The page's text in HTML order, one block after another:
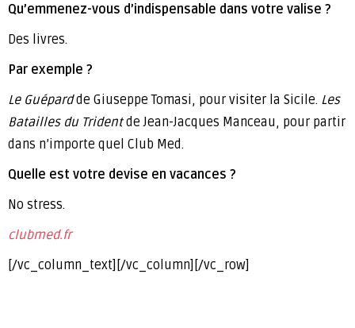
Qu’emmenez-vous d’indispensable dans votre valise ?
Des livres.
Par exemple ?
Le Guépardde Giuseppe Tomasi, pour visiter la Sicile. Les
Batailles du Tridentde Jean-Jacques Manceau, pour partir
dans n’importe quel Club Med.
Quelle est votre devise en vacances ?
No stress.
clubmed.fr
[/vc_column_text][/vc_column][/vc_row]